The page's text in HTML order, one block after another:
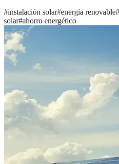
#instalación solar#energía renovable#
solar#ahorro energético